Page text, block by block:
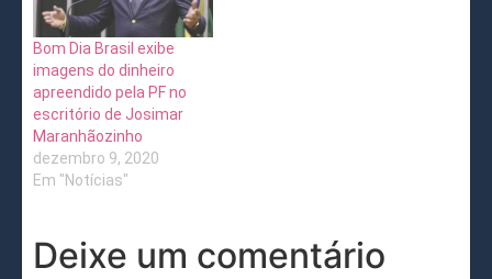
Bom Dia Brasil exibe
imagens do dinheiro
apreendido pela PF no
escritório de Josimar
Maranhãozinho
dezembro 9, 2020
Em "Notícias"
Deixe um comentário